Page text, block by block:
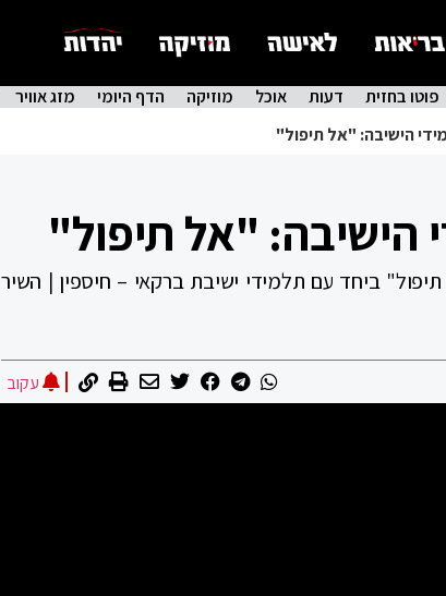
פוטו בחזית דעות אוכל מוזיקה הדף היומי מזג אוויר
הישיבה: "אל תיפול"
הישיבה: "אל תיפול"
ביחד עם תלמידי ישיבת ברקאי – חיספין | השיר
עקוב